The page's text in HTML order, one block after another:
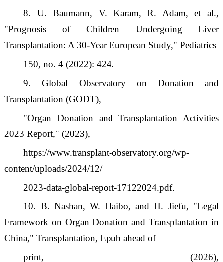
8. U. Baumann, V. Karam, R. Adam, et al.,
"Prognosis of Children Undergoing Liver
Transplantation: A 30-Year European Study," Pediatrics
150, no. 4 (2022): 424.
9. Global Observatory on Donation and
Transplantation (GODT),
"Organ Donation and Transplantation Activities
2023 Report," (2023),
https://www.transplant-observatory.org/wp-
content/uploads/2024/12/
2023-data-global-report-17122024.pdf.
10. B. Nashan, W. Haibo, and H. Jiefu, "Legal
Framework on Organ Donation and Transplantation in
China," Transplantation, Epub ahead of
print, (2026),